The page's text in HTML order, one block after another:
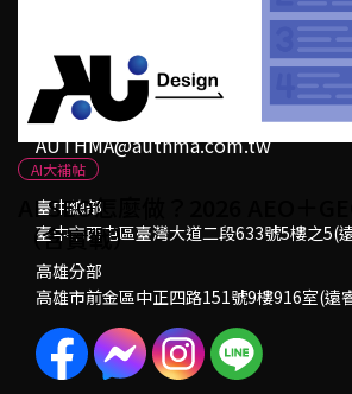
AI會取代SEO嗎？2026年
真相
AI大補帖
AI SEO怎麼做？2026 AEO＋
（含實戰）
信箱
AUTHMA@authma.com.tw
臺中總部
臺中市西屯區臺灣大道二段633號5樓之5(
高雄分部
高雄市前金區中正四路151號9樓916室(遠